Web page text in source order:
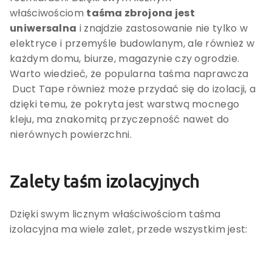
właściwościom taśma zbrojona jest
uniwersalna i znajdzie zastosowanie nie tylko w
elektryce i przemyśle budowlanym, ale również w
każdym domu, biurze, magazynie czy ogrodzie.
Warto wiedzieć, że popularna taśma naprawcza
Duct Tape również może przydać się do izolacji, a
dzięki temu, że pokryta jest warstwą mocnego
kleju, ma znakomitą przyczepność nawet do
nierównych powierzchni.
Zalety taśm izolacyjnych
Dzięki swym licznym właściwościom taśma
izolacyjna ma wiele zalet, przede wszystkim jest: